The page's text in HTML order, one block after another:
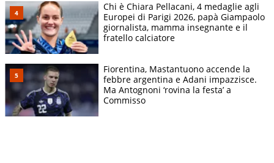
Chi è Chiara Pellacani, 4 medaglie agli
Europei di Parigi 2026, papà Giampaolo
giornalista, mamma insegnante e il
fratello calciatore
Fiorentina, Mastantuono accende la
febbre argentina e Adani impazzisce.
Ma Antognoni ‘rovina la festa’ a
Commisso